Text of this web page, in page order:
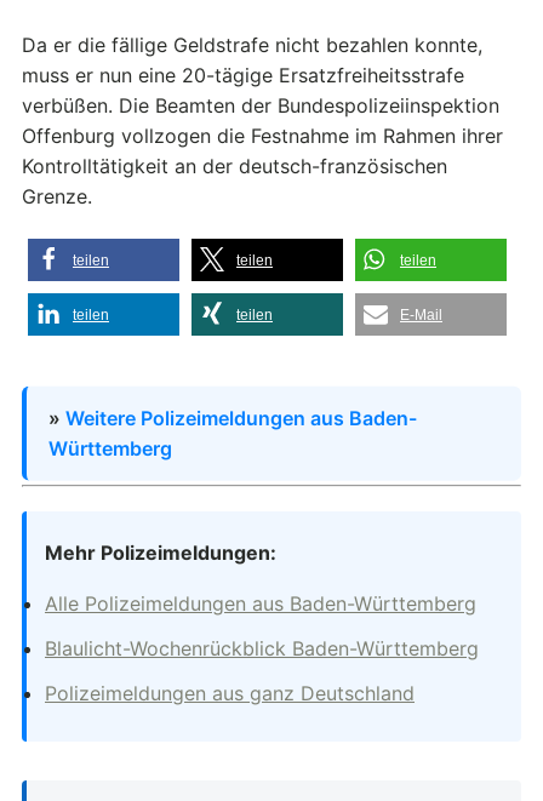
Da er die fällige Geldstrafe nicht bezahlen konnte,
muss er nun eine 20-tägige Ersatzfreiheitsstrafe
verbüßen. Die Beamten der Bundespolizeiinspektion
Offenburg vollzogen die Festnahme im Rahmen ihrer
Kontrolltätigkeit an der deutsch-französischen
Grenze.
teilen teilen teilen
teilen teilen E-Mail
» Weitere Polizeimeldungen aus Baden-
Württemberg
Mehr Polizeimeldungen:
Alle Polizeimeldungen aus Baden-Württemberg
Blaulicht-Wochenrückblick Baden-Württemberg
Polizeimeldungen aus ganz Deutschland